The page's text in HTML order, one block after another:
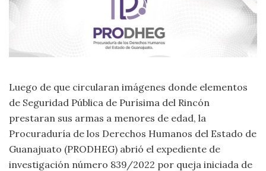
Luego de que circularan imágenes donde elementos
de Seguridad Pública de Purísima del Rincón
prestaran sus armas a menores de edad, la
Procuraduría de los Derechos Humanos del Estado de
Guanajuato (PRODHEG) abrió el expediente de
investigación número 839/2022 por queja iniciada de